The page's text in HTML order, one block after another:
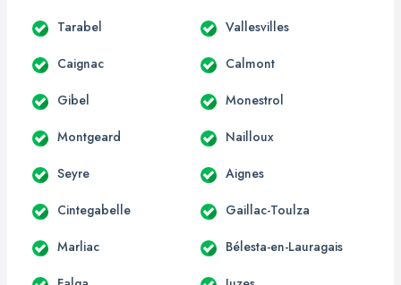
Tarabel Vallesvilles
Caignac Calmont
Gibel Monestrol
Montgeard Nailloux
Seyre Aignes
Cintegabelle Gaillac-Toulza
Marliac Bélesta-en-Lauragais